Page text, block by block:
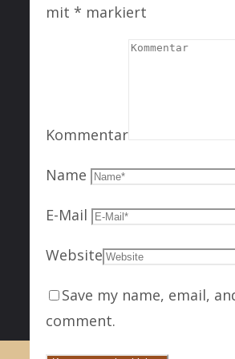
mit * markiert
Kommentar
Name
E-Mail
Website
Save my name, email,
comment.